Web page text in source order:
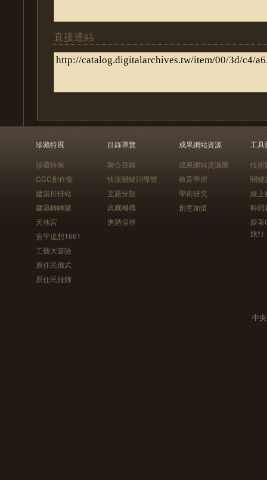
直接連結
珍藏特展
珍藏特展
CCC創作集
建築排排站
建築轉轉樂
天地宮
安平追想1661
工藝大冒險
原住民儀式
原住民服飾
目錄導覽
聯合目錄
快速關鍵詞導覽
主題分類
典藏機構
進階搜尋
成果網站資源
成果網站資源庫
教育學習
學術研究
創意加值
工具
技術
關鍵
線上
時間
跟
旅行
中